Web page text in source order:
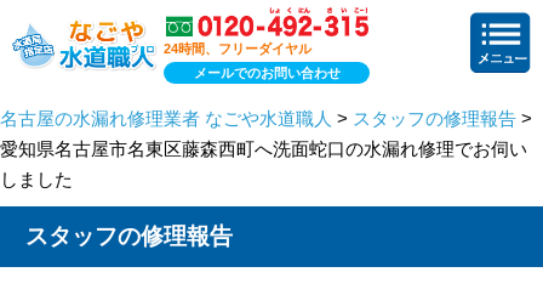
24時間、フリーダイヤル
メールでのお問い合わせ
名古屋の水漏れ修理業者 なごや水道職人 > スタッフの修理報告 >
愛知県名古屋市名東区藤森西町へ洗面蛇口の水漏れ修理でお伺い
しました
スタッフの修理報告